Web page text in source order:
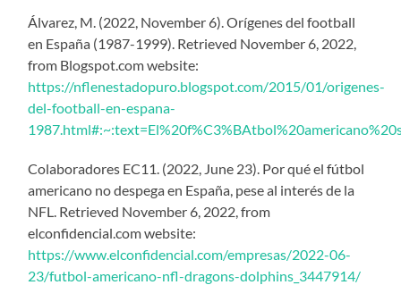
Álvarez, M. (2022, November 6). Orígenes del football
en España (1987-1999). Retrieved November 6, 2022,
from Blogspot.com website:
https://nflenestadopuro.blogspot.com/2015/01/origenes-
del-football-en-espana-
Colaboradores EC11. (2022, June 23). Por qué el fútbol
americano no despega en España, pese al interés de la
NFL. Retrieved November 6, 2022, from
elconfidencial.com website:
https://www.elconfidencial.com/empresas/2022-06-
23/futbol-americano-nfl-dragons-dolphins_3447914/